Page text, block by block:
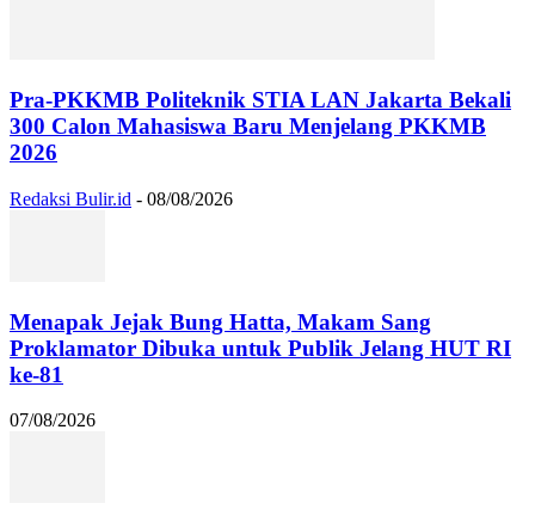
Pra-PKKMB Politeknik STIA LAN Jakarta Bekali
300 Calon Mahasiswa Baru Menjelang PKKMB
2026
Redaksi Bulir.id - 08/08/2026
Menapak Jejak Bung Hatta, Makam Sang
Proklamator Dibuka untuk Publik Jelang HUT RI
ke-81
07/08/2026